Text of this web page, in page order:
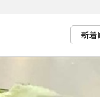
新着
商品